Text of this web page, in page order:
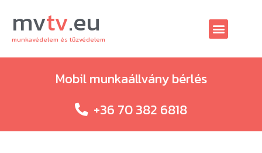
mvtv.eu
munkavédelem és tűzvédelem
Mobil munkaállvány bérlés
+36 70 382 6818